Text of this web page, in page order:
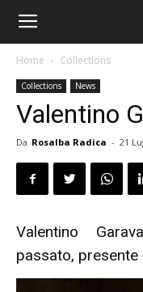
Home Collections
Collections News
Valentino
Da Rosalba Radica - 21
Valentino
passato, presente